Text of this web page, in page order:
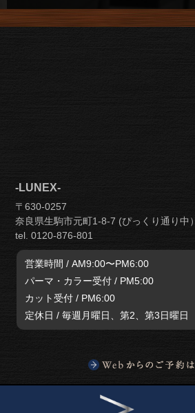
-LUNEX-
〒630-0257
奈良県生駒市元町1-8-7 (ぴっくり通り中）
tel. 0120-876-801
営業時間 / AM9:00〜PM6:00
パーマ・カラー受付 / PM5:00
カット受付 / PM6:00
定休日 / 毎週月曜日、第2、第3日曜日